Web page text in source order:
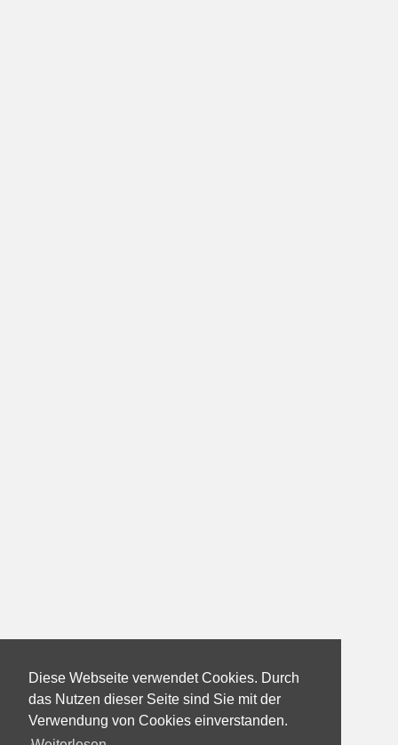
Diese Webseite verwendet Cookies. Durch
das Nutzen dieser Seite sind Sie mit der
Verwendung von Cookies einverstanden.